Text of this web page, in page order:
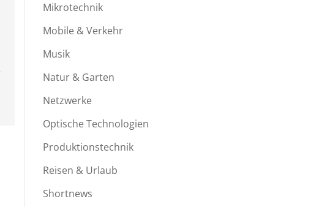
Mikrotechnik
Mobile & Verkehr
Musik
Natur & Garten
Netzwerke
Optische Technologien
Produktionstechnik
Reisen & Urlaub
Shortnews